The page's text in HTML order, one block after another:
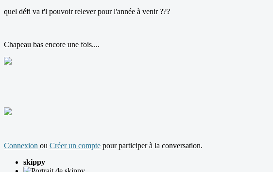
quel défi va t'l pouvoir relever pour l'année à venir ???
Chapeau bas encore une fois....
Connexion ou Créer un compte pour participer à la conversation.
skippy